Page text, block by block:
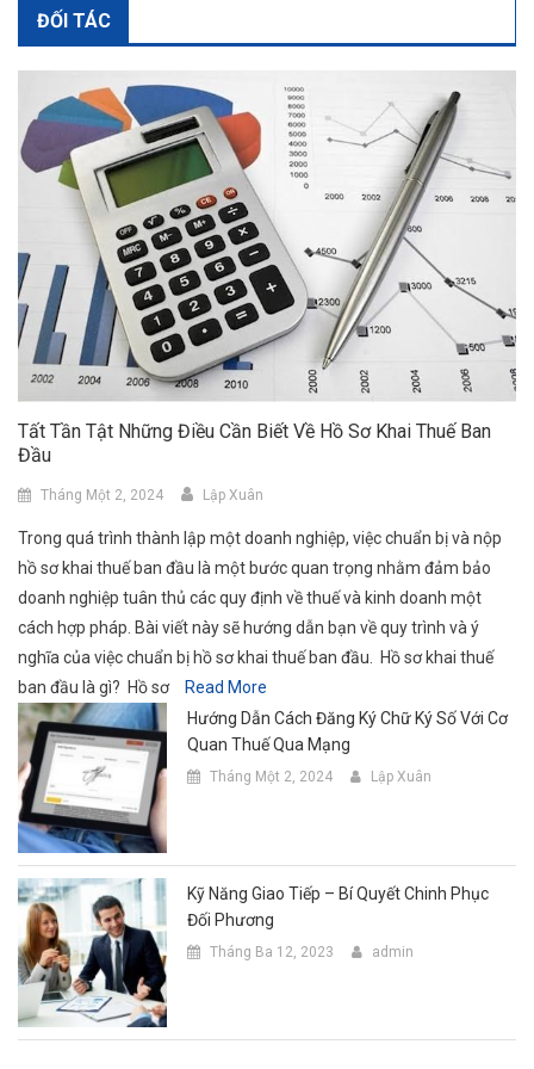
ĐỐI TÁC
Tất Tần Tật Những Điều Cần Biết Về Hồ Sơ Khai Thuế Ban
Đầu
Tháng Một 2, 2024 Lập Xuân
Trong quá trình thành lập một doanh nghiệp, việc chuẩn bị và nộp
hồ sơ khai thuế ban đầu là một bước quan trọng nhằm đảm bảo
doanh nghiệp tuân thủ các quy định về thuế và kinh doanh một
cách hợp pháp. Bài viết này sẽ hướng dẫn bạn về quy trình và ý
nghĩa của việc chuẩn bị hồ sơ khai thuế ban đầu. Hồ sơ khai thuế
ban đầu là gì? Hồ sơ
Read More
Hướng Dẫn Cách Đăng Ký Chữ Ký Số Với Cơ
Quan Thuế Qua Mạng
Tháng Một 2, 2024 Lập Xuân
Kỹ Năng Giao Tiếp – Bí Quyết Chinh Phục
Đối Phương
Tháng Ba 12, 2023 admin